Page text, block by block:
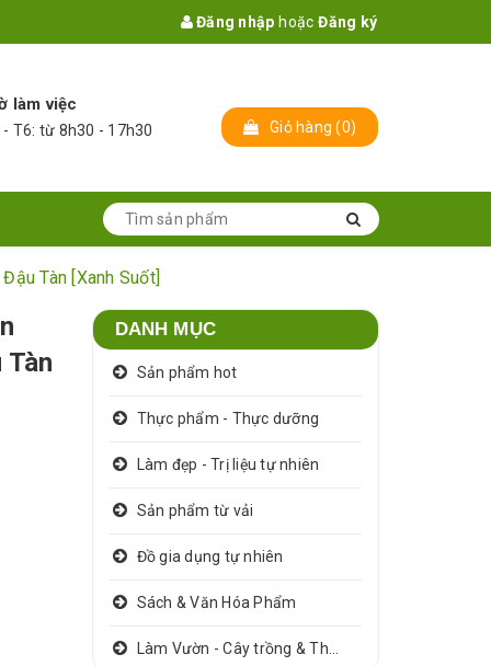
Đăng nhập hoặc Đăng ký
làm việc
- T6: từ 8h30 - 17h30 Giỏ hàng (0)
Tàn [Xanh Suốt]
DANH MỤC
Sản phẩm hot
Thực phẩm - Thực dưỡng
Làm đẹp - Trị liệu tự nhiên
Sản phẩm từ vải
Đồ gia dụng tự nhiên
Sách & Văn Hóa Phẩm
Làm Vườn - Cây trồng & Thảo dược